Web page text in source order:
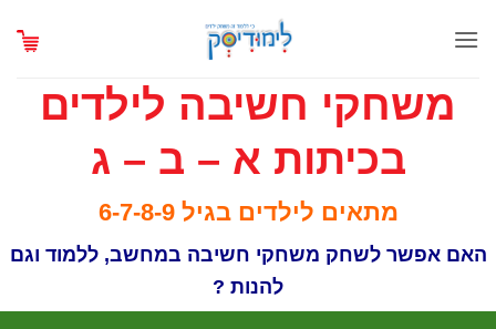
משחקי חשיבה לילדים
בכיתות א – ב – ג
מתאים לילדים בגיל 6-7-8-9
האם אפשר לשחק משחקי חשיבה במחשב, ללמוד וגם
להנות ?